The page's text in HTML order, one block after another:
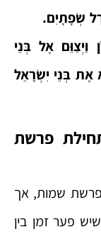
שְׂפָתָיִם.
אֶל בְּנֵי
אֶת בְּנֵי יִשְׂרָאֵל
פרשת
שמות, אך
פער זמן בין